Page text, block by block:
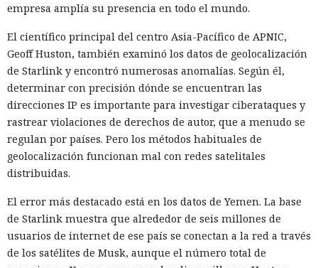
empresa amplía su presencia en todo el mundo.
El científico principal del centro Asia-Pacífico de APNIC,
Geoff Huston, también examinó los datos de geolocalización
de Starlink y encontró numerosas anomalías. Según él,
determinar con precisión dónde se encuentran las
direcciones IP es importante para investigar ciberataques y
rastrear violaciones de derechos de autor, que a menudo se
regulan por países. Pero los métodos habituales de
geolocalización funcionan mal con redes satelitales
distribuidas.
El error más destacado está en los datos de Yemen. La base
de Starlink muestra que alrededor de seis millones de
usuarios de internet de ese país se conectan a la red a través
de los satélites de Musk, aunque el número total de